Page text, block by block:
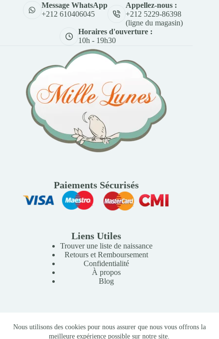
Nous utilisons des cookies pour nous assurer que nous vous offrons la
meilleure expérience possible sur notre site.
Message WhatsApp
+212 610406045
Appellez-nous :
+212 5229-86398
(ligne du magasin)
Horaires d'ouverture :
10h - 19h30
Paiements Sécurisés
Liens Utiles
Trouver une liste de naissance
Retours et Remboursement
Confidentialité
À propos
Blog
Copyright © 2026 Mille Lunes - Création du site :
Baptiste
-Conditions Générales de Vente